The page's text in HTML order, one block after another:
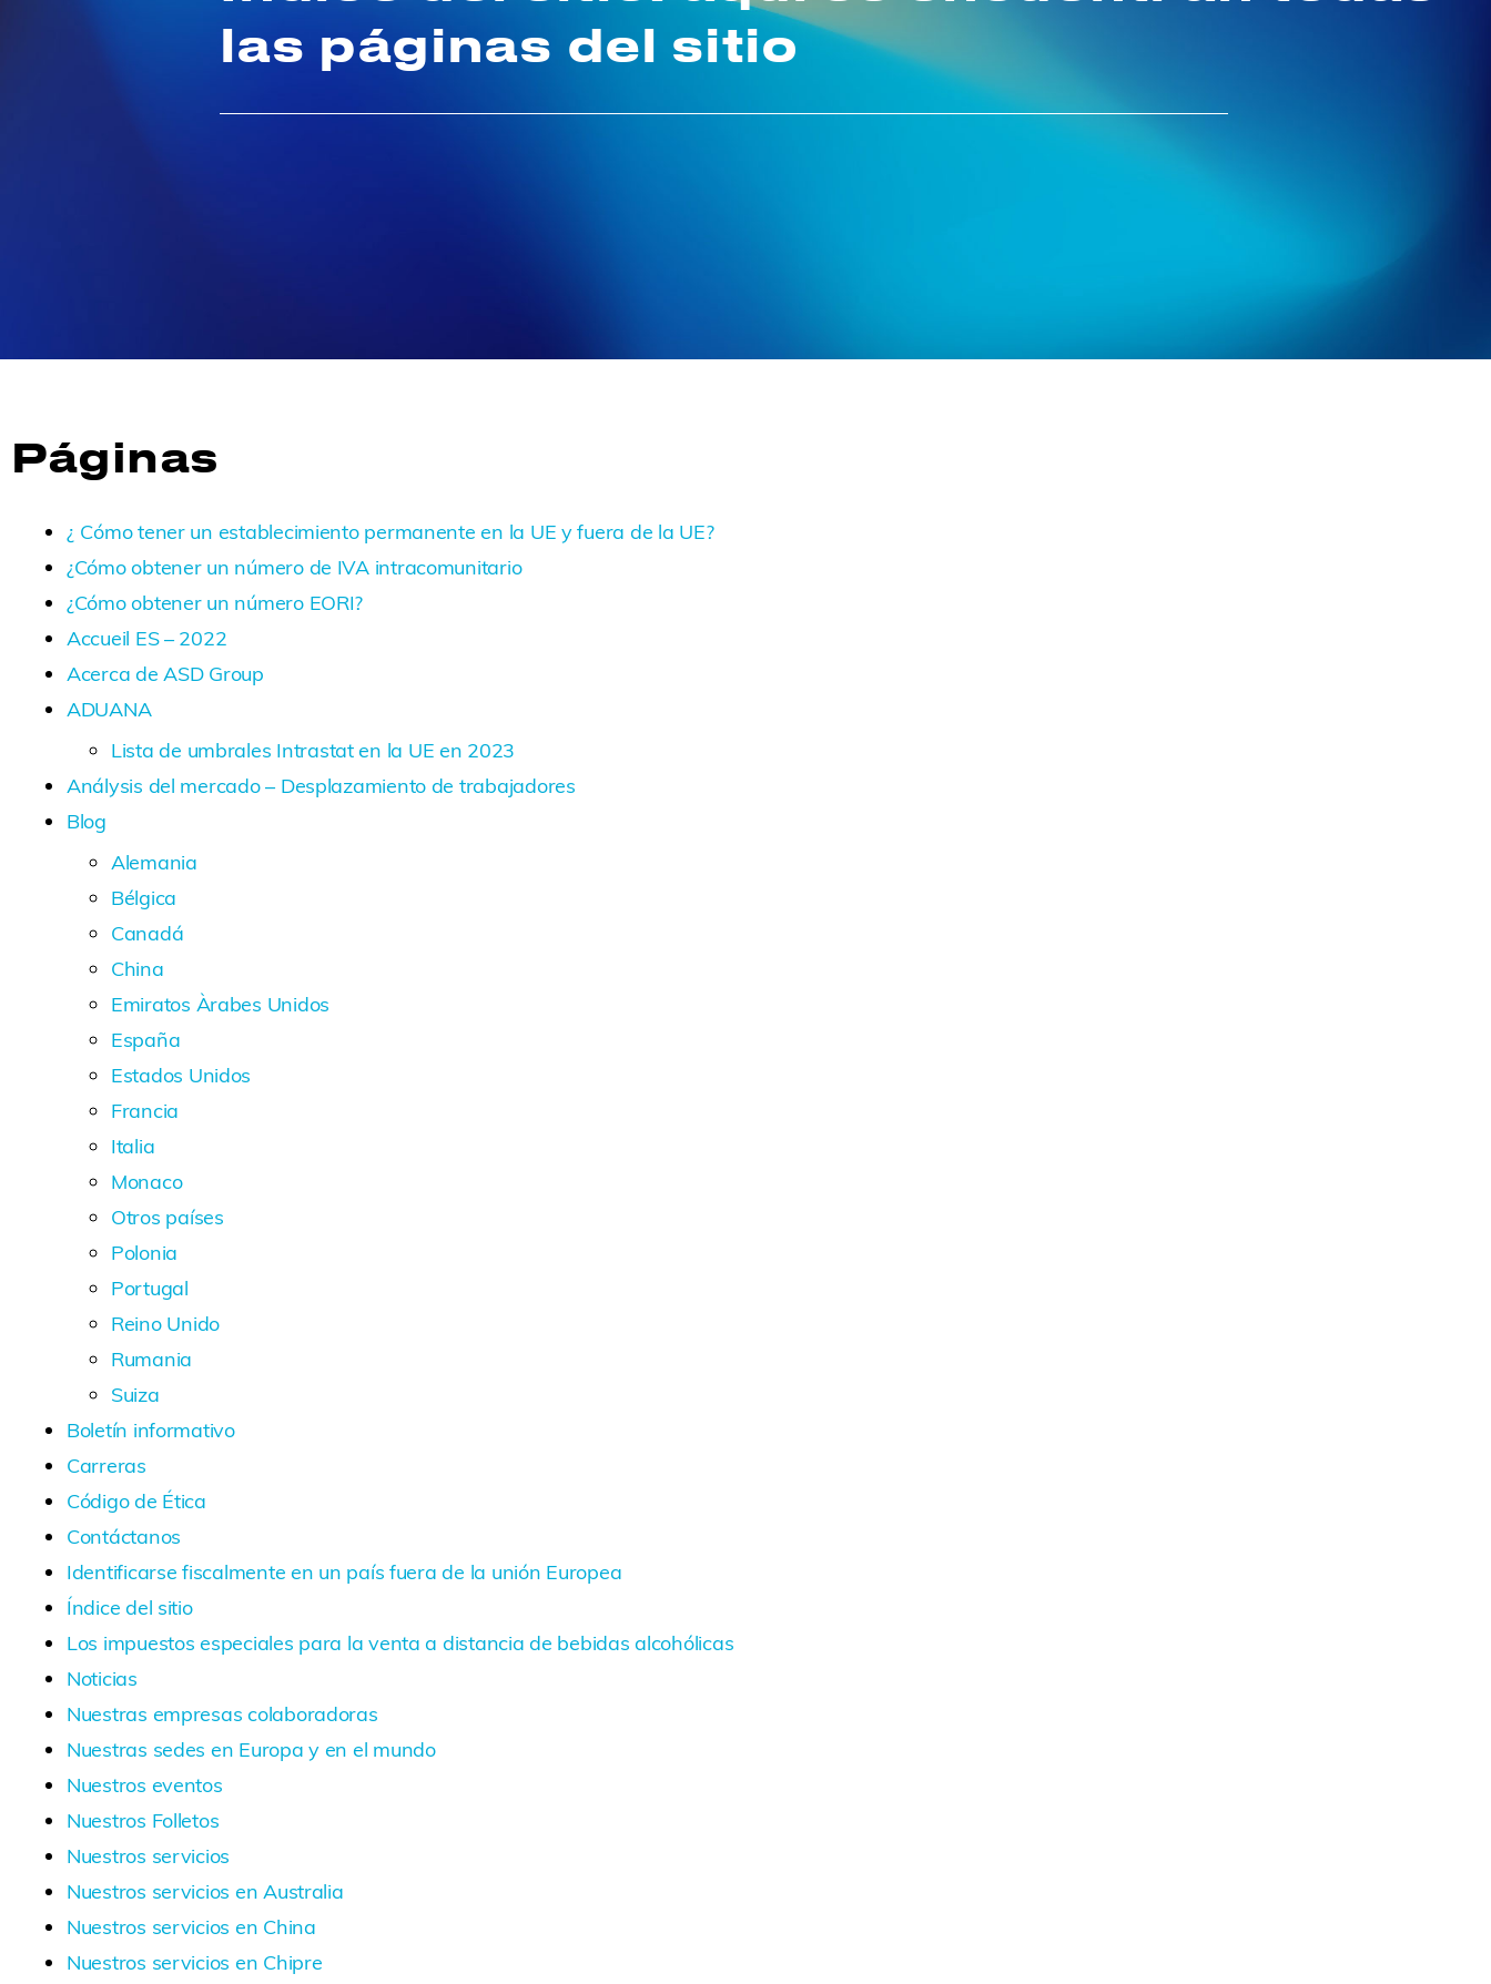
las páginas del sitio
Páginas
¿ Cómo tener un establecimiento permanente en la UE y fuera de la UE?
¿Cómo obtener un número de IVA intracomunitario
¿Cómo obtener un número EORI?
Accueil ES – 2022
Acerca de ASD Group
ADUANA
Lista de umbrales Intrastat en la UE en 2023
Análysis del mercado – Desplazamiento de trabajadores
Blog
Alemania
Bélgica
Canadá
China
Emiratos Àrabes Unidos
España
Estados Unidos
Francia
Italia
Monaco
Otros países
Polonia
Portugal
Reino Unido
Rumania
Suiza
Boletín informativo
Carreras
Código de Ética
Contáctanos
Identificarse fiscalmente en un país fuera de la unión Europea
Índice del sitio
Los impuestos especiales para la venta a distancia de bebidas alcohólicas
Noticias
Nuestras empresas colaboradoras
Nuestras sedes en Europa y en el mundo
Nuestros eventos
Nuestros Folletos
Nuestros servicios
Nuestros servicios en Australia
Nuestros servicios en China
Nuestros servicios en Chipre